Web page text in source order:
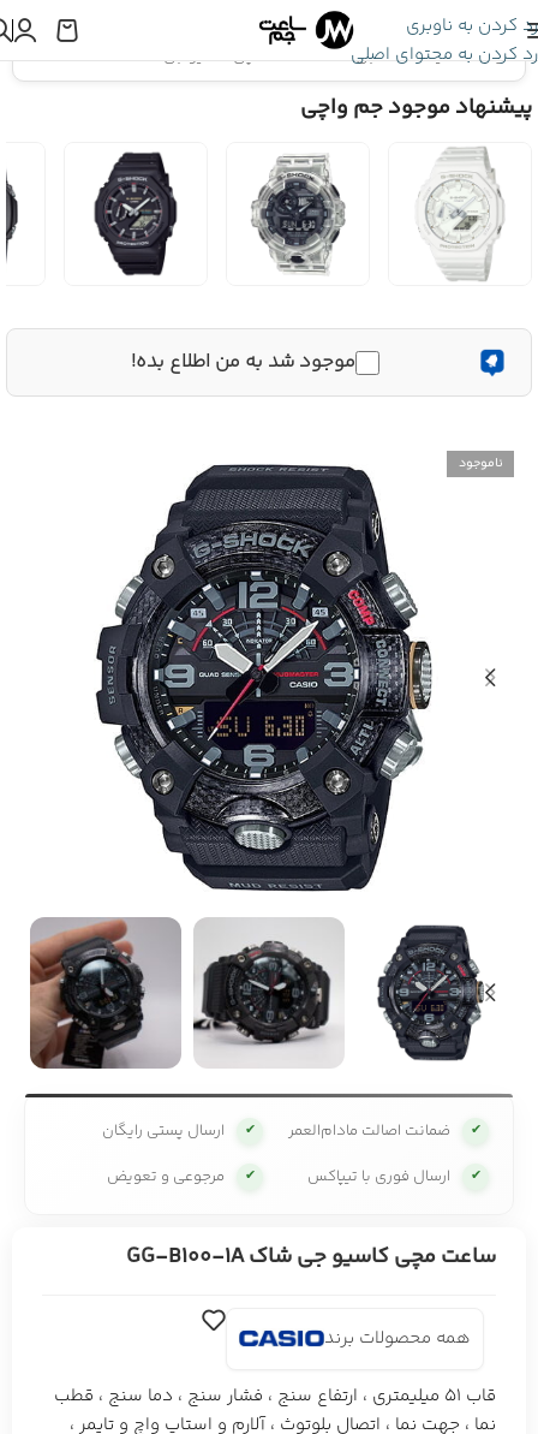
رد کردن به ناوبری
رد کردن به محتوای اصلی
اینجا هستید:ساعت جی شاک»ساعت مچی کاسیو جی شاک GG-B100-1A
پیشنهاد موجود جم واچی
موجود شد به من اطلاع بده!
ناموجود
✔ ضمانت اصالت مادام‌العمر ✔ ارسال پستی رایگان
✔ ارسال فوری با تیپاکس ✔ مرجوعی و تعویض
ساعت مچی کاسیو جی شاک GG-B100-1A
همه محصولات برند
قاب 51 میلیمتری ، ارتفاع سنج ، فشار سنج ، دما سنج ، قطب
نما ، جهت نما ، اتصال بلوتوث ، آلارم و استاپ واچ و تایمر ،